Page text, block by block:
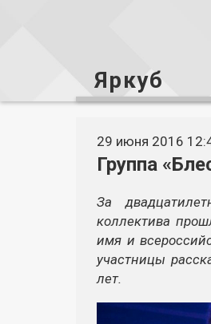
Яркуб
29 июня 2016
Группа
За
коллектива
имя и
участницы
лет.